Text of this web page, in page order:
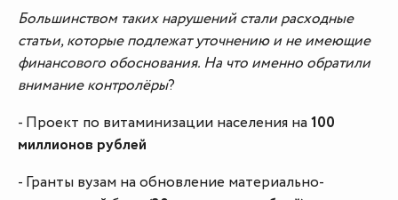
Большинством таких нарушений стали расходные
статьи, которые подлежат уточнению и не имеющие
финансового обоснования. На что именно обратили
внимание контролёры?
- Проект по витаминизации населения на100
миллионов рублей
- Гранты вузам на обновление материально-